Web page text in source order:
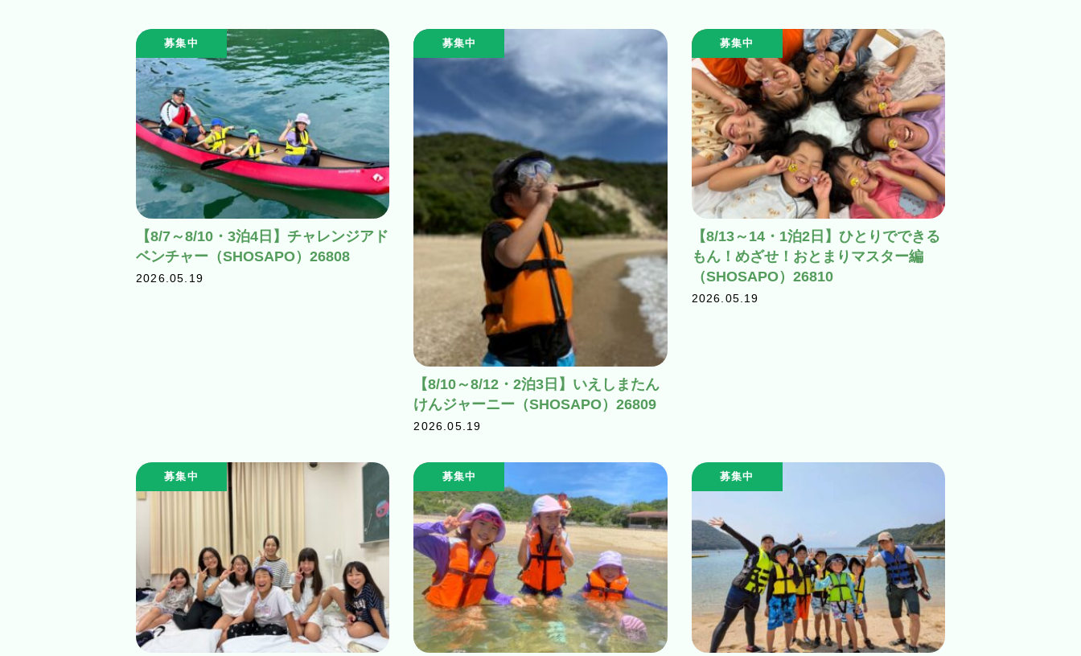
募集中
【8/7～8/10・3泊4日】チャレンジアド
ベンチャー（SHOSAPO）26808
2026.05.19
募集中
【8/10～8/12・2泊3日】いえしまたん
けんジャーニー（SHOSAPO）26809
2026.05.19
募集中
【8/13～14・1泊2日】ひとりでできる
もん！めざせ！おとまりマスター編
（SHOSAPO）26810
2026.05.19
募集中 募集中 募集中